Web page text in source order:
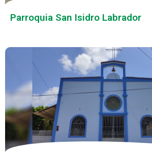
Parroquia San Isidro Labrador